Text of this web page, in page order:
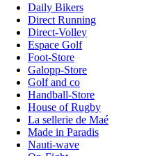
Daily Bikers
Direct Running
Direct-Volley
Espace Golf
Foot-Store
Galopp-Store
Golf and co
Handball-Store
House of Rugby
La sellerie de Maé
Made in Paradis
Nauti-wave